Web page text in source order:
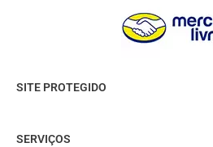
SITE PROTEGIDO
SERVIÇOS